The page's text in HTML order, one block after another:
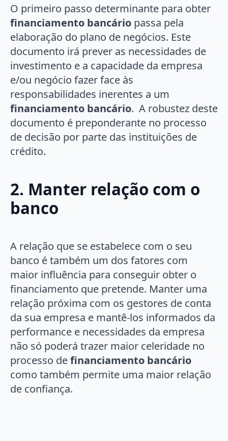
O primeiro passo determinante para obter
financiamento bancário passa pela
elaboração do plano de negócios. Este
documento irá prever as necessidades de
investimento e a capacidade da empresa
e/ou negócio fazer face às
responsabilidades inerentes a um
financiamento bancário. A robustez deste
documento é preponderante no processo
de decisão por parte das instituições de
crédito.
2. Manter relação com o
banco
A relação que se estabelece com o seu
banco é também um dos fatores com
maior influência para conseguir obter o
financiamento que pretende. Manter uma
relação próxima com os gestores de conta
da sua empresa e mantê-los informados da
performance e necessidades da empresa
não só poderá trazer maior celeridade no
processo definanciamento bancário
como também permite uma maior relação
de confiança.